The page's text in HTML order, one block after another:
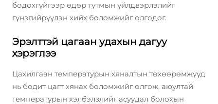
бодохгүйгээр өдөр тутмын үйлдвэрлэлийг
гүнзгийрүүлэн хийх боломжийг олгодог.
Эрэлттэй цагаан удахын дагуу
хэрэглээ
Цахилгаан температурын хяналтын төхөөрөмжүүд
нь бодит цагт хянах боломжийг олгож, аюултай
температурын хэлбэлзлийг асуудал болохын